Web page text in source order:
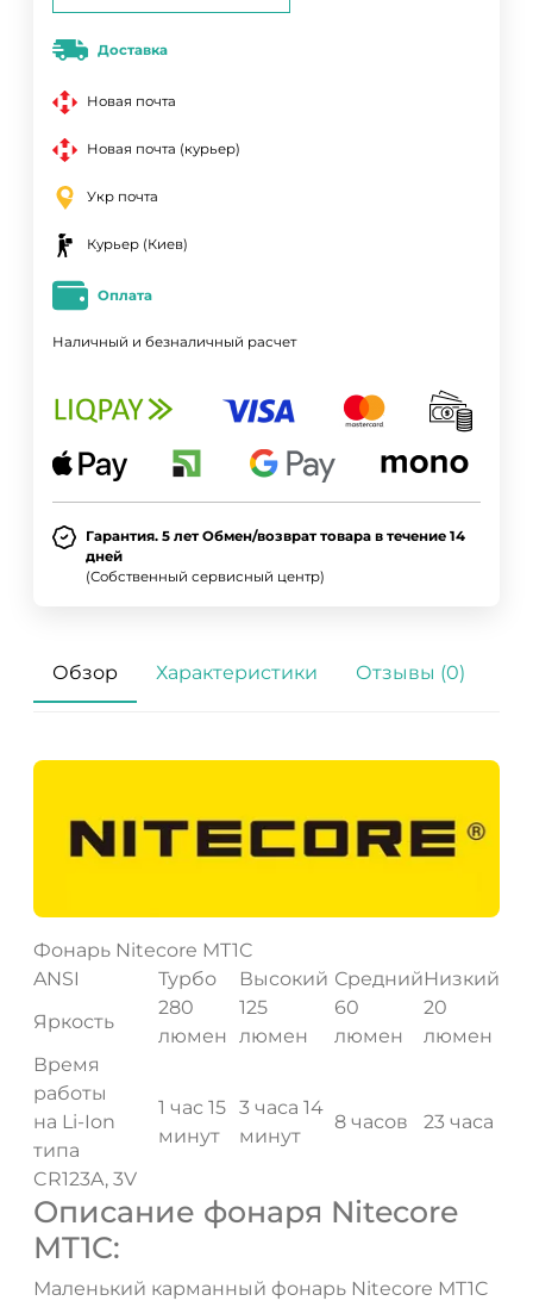
Доставка
Новая почта
Новая почта (курьер)
Укр почта
Курьер (Киев)
Оплата
Наличный и безналичный расчет
Гарантия. 5 лет Обмен/возврат товара в течение 14
дней
(Собственный сервисный центр)
Обзор Характеристики Отзывы (0)
Фонарь Nitecore MT1C
ANSI
Турбо Высокий СреднийНизкий
Яркость
280
люмен
125
люмен
60
люмен
20
люмен
Время
работы
на Li-Ion
типа
CR123A, 3V
1 час 15
минут
3 часа 14
минут
8 часов 23 часа
Описание фонаря Nitecore
MT1C:
Маленький карманный фонарь Nitecore MT1C